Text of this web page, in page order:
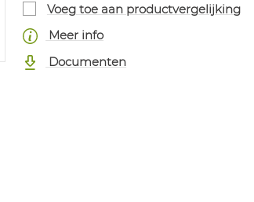
Voeg toe aan productvergelijking
Meer info
Documenten